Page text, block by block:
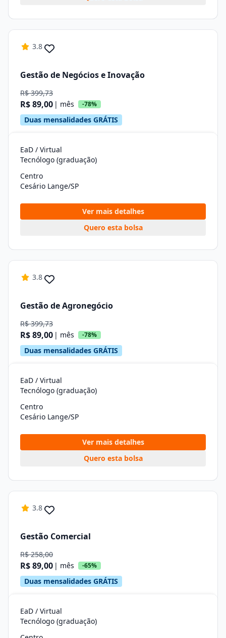
3.8
Gestão de Negócios e Inovação
R$ 399,73
R$ 89,00 | mês -78%
Duas mensalidades GRÁTIS
EaD / Virtual
Tecnólogo (graduação)
Centro
Cesário Lange/SP
Ver mais detalhes
Quero esta bolsa
3.8
Gestão de Agronegócio
R$ 399,73
R$ 89,00 | mês -78%
Duas mensalidades GRÁTIS
EaD / Virtual
Tecnólogo (graduação)
Centro
Cesário Lange/SP
Ver mais detalhes
Quero esta bolsa
3.8
Gestão Comercial
R$ 258,00
R$ 89,00 | mês -65%
Duas mensalidades GRÁTIS
EaD / Virtual
Tecnólogo (graduação)